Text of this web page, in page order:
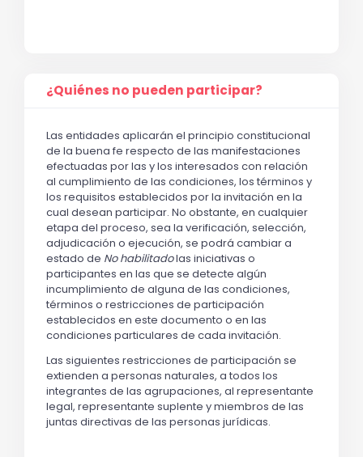
¿Quiénes no pueden participar?
Las entidades aplicarán el principio constitucional
de la buena fe respecto de las manifestaciones
efectuadas por las y los interesados con relación
al cumplimiento de las condiciones, los términos y
los requisitos establecidos por la invitación en la
cual desean participar. No obstante, en cualquier
etapa del proceso, sea la verificación, selección,
adjudicación o ejecución, se podrá cambiar a
estado de No habilitadolas iniciativas o
participantes en las que se detecte algún
incumplimiento de alguna de las condiciones,
términos o restricciones de participación
establecidos en este documento o en las
condiciones particulares de cada invitación.
Las siguientes restricciones de participación se
extienden a personas naturales, a todos los
integrantes de las agrupaciones, al representante
legal, representante suplente y miembros de las
juntas directivas de las personas jurídicas.